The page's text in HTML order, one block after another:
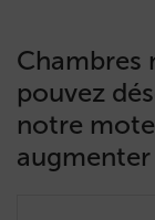
Chambres
pouvez
notre